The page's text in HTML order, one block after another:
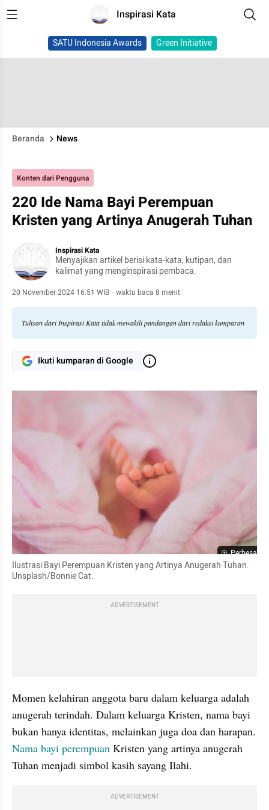
Inspirasi Kata
SATU Indonesia Awards Green Initiative
Beranda News
Konten dari Pengguna
220 Ide Nama Bayi Perempuan
Kristen yang Artinya Anugerah Tuhan
Inspirasi Kata
Menyajikan artikel berisi kata-kata, kutipan, dan
kalimat yang menginspirasi pembaca.
20 November 2024 16:51 WIB · waktu baca 8 menit
Tulisan dari Inspirasi Kata tidak mewakili pandangan dari redaksi kumparan
Ikuti kumparan di Google
Perbesar
Ilustrasi Bayi Perempuan Kristen yang Artinya Anugerah Tuhan.
Unsplash/Bonnie Cat.
ADVERTISEMENT
Momen kelahiran anggota baru dalam keluarga adalah
anugerah terindah. Dalam keluarga Kristen, nama bayi
Nama bayi perempuan Kristen yang artinya anugerah
Tuhan menjadi simbol kasih sayang Ilahi.
ADVERTISEMENT